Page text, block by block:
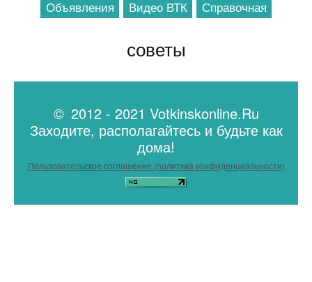
Объявления
Видео ВТК Справочная
советы
© 2012 - 2021 Votkinskonline.Ru
Заходите, располагайтесь и будьте как
дома!
Пользовательское соглашение (политика конфиденциальности)